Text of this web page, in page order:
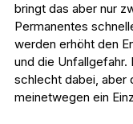
bringt das aber nur
Permanentes
werden erhöht den
und die
schlecht dabei, aber
meinetwegen ein